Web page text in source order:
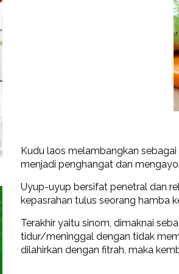
Kudu laos melambangkan
menjadi penghangat dan
Uyup-uyup bersifat penetral dan
kepasrahan tulus seorang hamba
Terakhir yaitu sinom, dimaknai
tidur/meninggal dengan tidak
dilahirkan dengan fitrah, maka